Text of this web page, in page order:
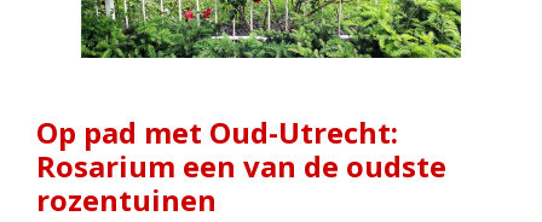
Op pad met Oud-Utrecht:
Rosarium een van de oudste
rozentuinen